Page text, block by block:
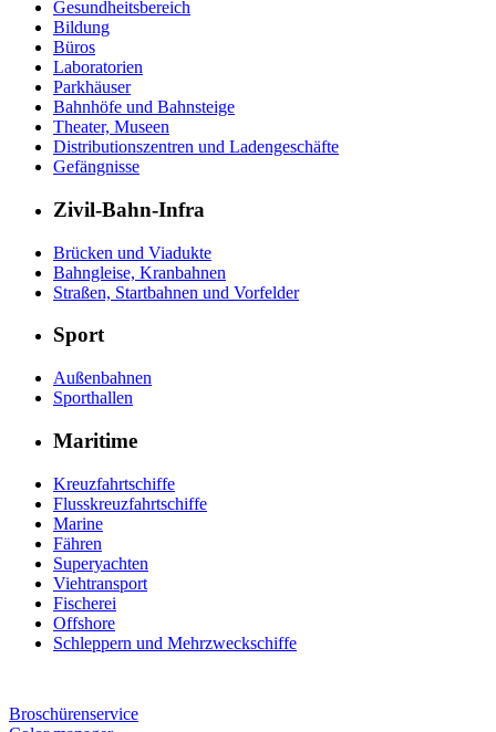
Gesundheitsbereich
Bildung
Büros
Laboratorien
Parkhäuser
Bahnhöfe und Bahnsteige
Theater, Museen
Distributionszentren und Ladengeschäfte
Gefängnisse
Zivil-Bahn-Infra
Brücken und Viadukte
Bahngleise, Kranbahnen
Straßen, Startbahnen und Vorfelder
Sport
Außenbahnen
Sporthallen
Maritime
Kreuzfahrtschiffe
Flusskreuzfahrtschiffe
Marine
Fähren
Superyachten
Viehtransport
Fischerei
Offshore
Schleppern und Mehrzweckschiffe
Broschürenservice